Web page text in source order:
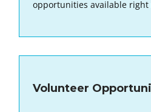
opportunities available right
Volunteer